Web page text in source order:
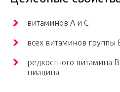
витаминов A и C
всех витаминов группы
редкостного витамина
ниацина